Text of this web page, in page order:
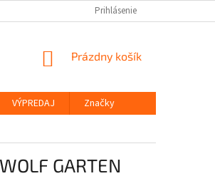
Prihlásenie
NÁKUPNÝ
Prázdny košík
VÝPREDAJ
Značky
GARTEN